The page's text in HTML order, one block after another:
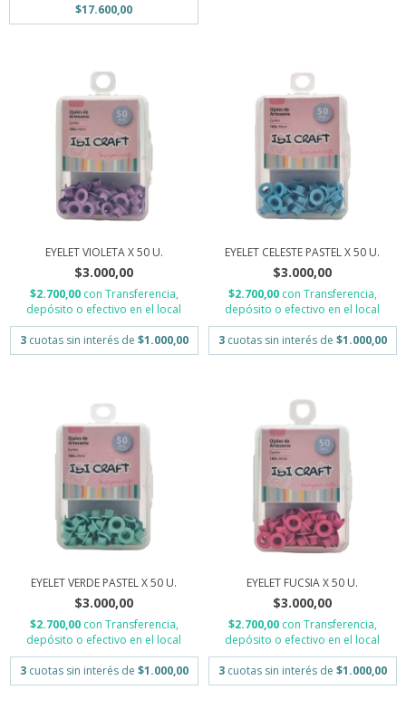
$17.600,00
EYELET VIOLETA X 50 U.
$3.000,00
$2.700,00 con Transferencia,
depósito o efectivo en el local
3 cuotas sin interés de $1.000,00
EYELET CELESTE PASTEL X 50 U.
$3.000,00
$2.700,00 con Transferencia,
depósito o efectivo en el local
3 cuotas sin interés de $1.000,00
EYELET VERDE PASTEL X 50 U.
$3.000,00
$2.700,00 con Transferencia,
depósito o efectivo en el local
3 cuotas sin interés de $1.000,00
EYELET FUCSIA X 50 U.
$3.000,00
$2.700,00 con Transferencia,
depósito o efectivo en el local
3 cuotas sin interés de $1.000,00